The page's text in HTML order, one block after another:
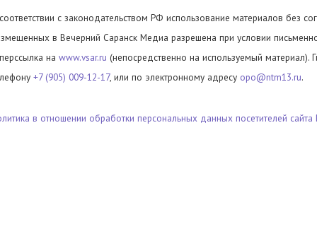
с законодательством РФ использование материалов без
в Вечерний Саранск Медиа разрешена при условии
на www.vsar.ru (непосредственно на используемый материал).
+7 (905) 009-12-17, или по электронному адресу opo@ntm13.ru.
в отношении обработки персональных данных посетителей